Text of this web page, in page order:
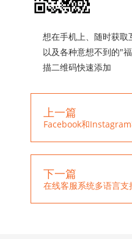
想在手机上、随时获取
以及各种意想不到的"
描二维码快速添加
上一篇
下一篇
在线客服系统多语言